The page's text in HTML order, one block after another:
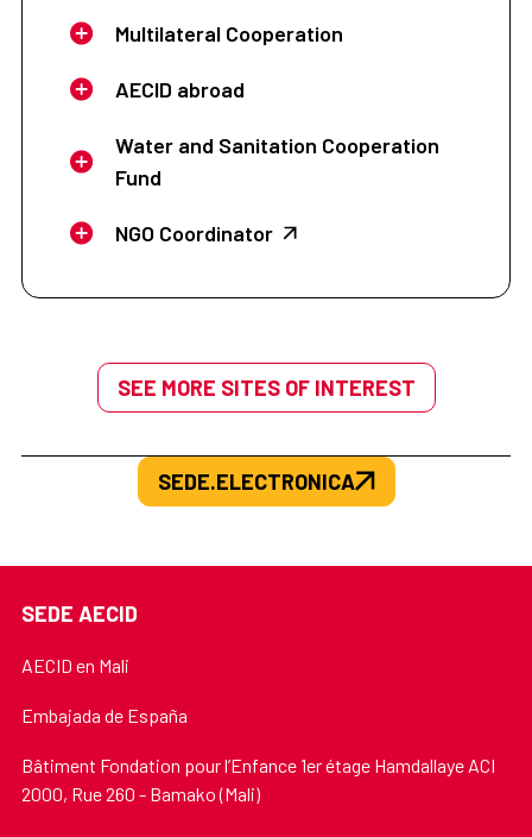
Multilateral Cooperation
AECID abroad
Water and Sanitation Cooperation
Fund
NGO Coordinator
SEE MORE SITES OF INTEREST
SEDE.ELECTRONICA
SEDE AECID
AECID en Mali
Embajada de España
Bâtiment Fondation pour l’Enfance 1er étage Hamdallaye ACI
2000, Rue 260 - Bamako (Mali)